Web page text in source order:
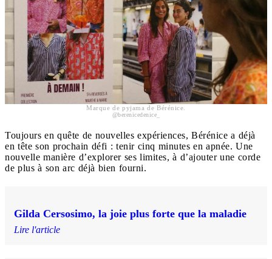
Marque de pyjama de Bérénice.
@berenicedenice_
Toujours en quête de nouvelles expériences, Bérénice a déjà
en tête son prochain défi : tenir cinq minutes en apnée. Une
nouvelle manière d’explorer ses limites, à d’ajouter une corde
de plus à son arc déjà bien fourni.
Gilda Cersosimo, la joie plus forte que la maladie
Lire l'article